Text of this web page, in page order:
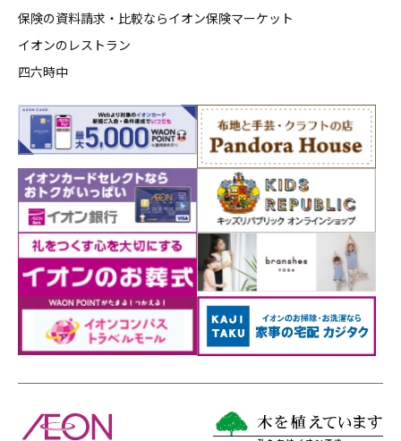
保険の資料請求・比較ならイオン保険マーケット
イオンのレストラン
四六時中